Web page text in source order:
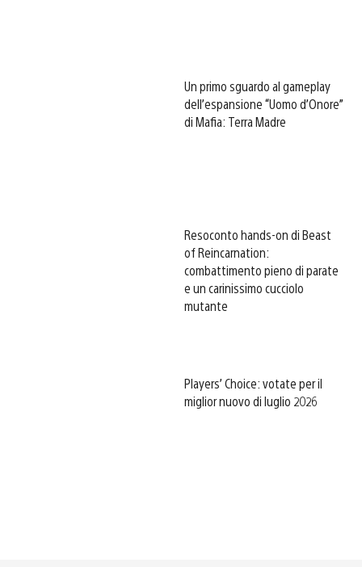
Un primo sguardo al gameplay
dell’espansione “Uomo d’Onore”
di Mafia: Terra Madre
Resoconto hands-on di Beast
of Reincarnation:
combattimento pieno di parate
e un carinissimo cucciolo
mutante
Players’ Choice: votate per il
miglior nuovo di luglio 2026